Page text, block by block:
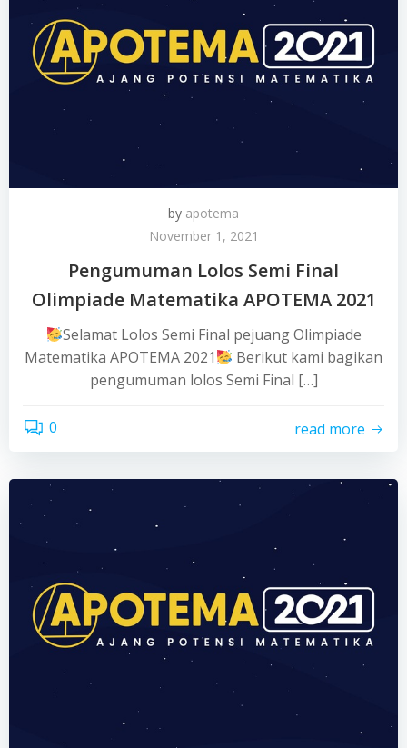
by apotema
November 1, 2021
Pengumuman Lolos Semi Final
Olimpiade Matematika APOTEMA 2021
Selamat Lolos Semi Final pejuang Olimpiade
Matematika APOTEMA 2021
Berikut kami bagikan
pengumuman lolos Semi Final […]
0 read more